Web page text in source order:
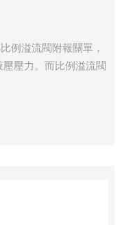
例溢流閥附報關單，
壓力。而比例溢流閥
之變化，從而得到連